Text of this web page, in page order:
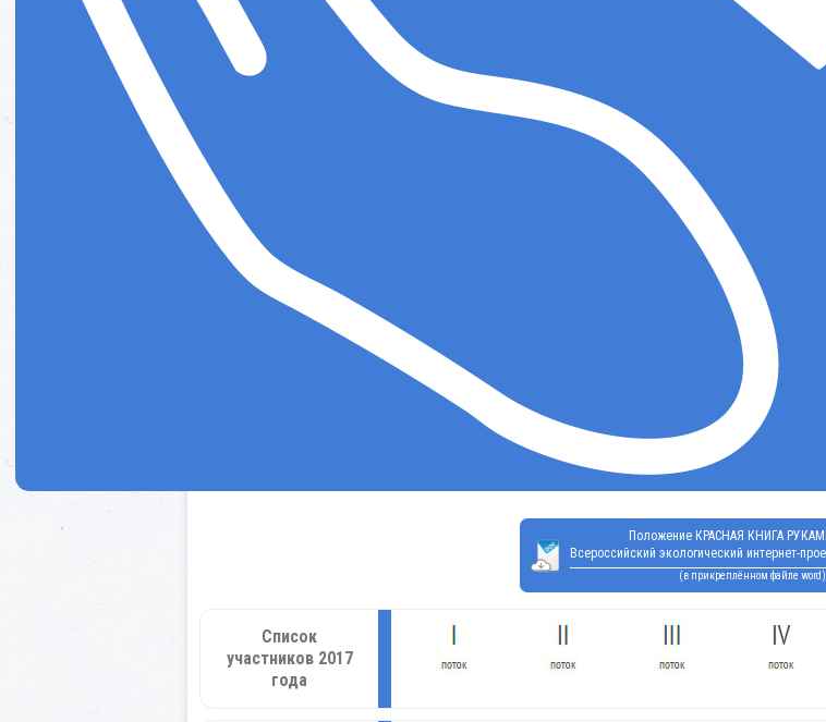
Положение КРАСНАЯ КНИГА
Всероссийский экологический интернет-
(в прикреплённом файле word)
Список
участников 2017
года